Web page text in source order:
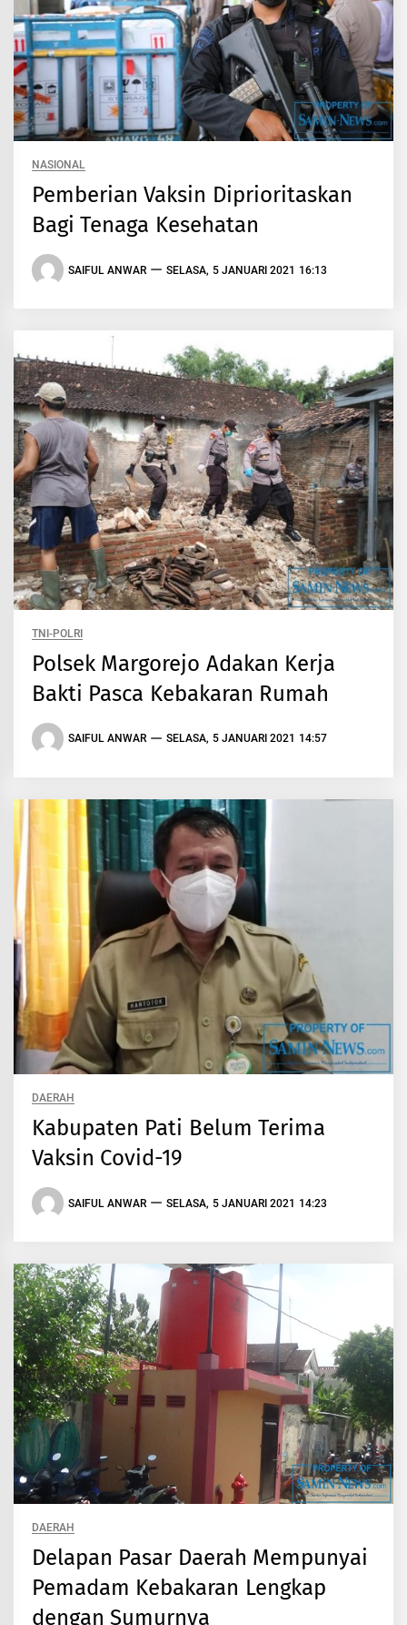
NASIONAL
Pemberian Vaksin Diprioritaskan
Bagi Tenaga Kesehatan
SAIFUL ANWAR SELASA, 5 JANUARI 2021 16:13
TNI-POLRI
Polsek Margorejo Adakan Kerja
Bakti Pasca Kebakaran Rumah
SAIFUL ANWAR SELASA, 5 JANUARI 2021 14:57
DAERAH
Kabupaten Pati Belum Terima
Vaksin Covid-19
SAIFUL ANWAR SELASA, 5 JANUARI 2021 14:23
DAERAH
Delapan Pasar Daerah Mempunyai
Pemadam Kebakaran Lengkap
dengan Sumurnya